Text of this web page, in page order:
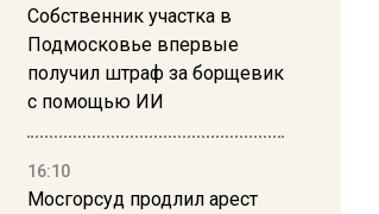
Собственник участка в
Подмосковье впервые
получил штраф за борщевик
с помощью ИИ
16:10
Мосгорсуд продлил арест